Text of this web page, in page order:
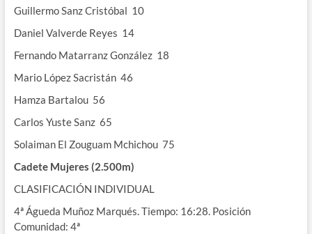
Guillermo Sanz Cristóbal 10
Daniel Valverde Reyes 14
Fernando Matarranz González 18
Mario López Sacristán 46
Hamza Bartalou 56
Carlos Yuste Sanz 65
Solaiman El Zouguam Mchichou 75
Cadete Mujeres (2.500m)
CLASIFICACIÓN INDIVIDUAL
4ª Águeda Muñoz Marqués. Tiempo: 16:28. Posición
Comunidad: 4ª